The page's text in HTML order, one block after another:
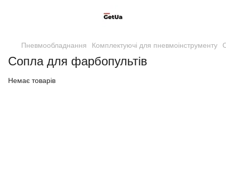
Пневмообладнання Комплектуючі для пневмоінструменту
Сопла для фарбопультів
Немає товарів